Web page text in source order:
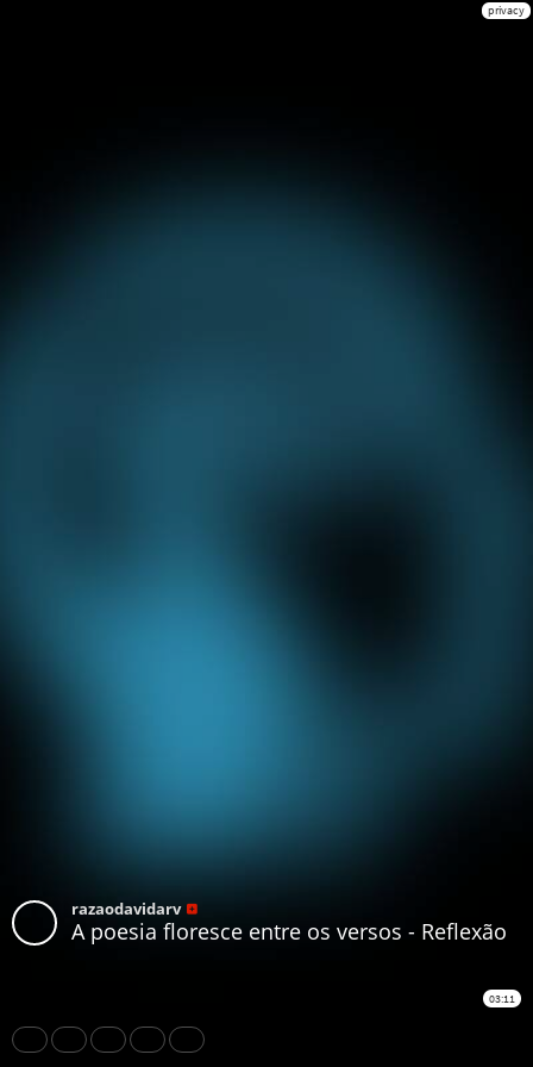
privacy
razaodavidarv
A poesia floresce entre os versos - Reflexão
03:11
Share Like Repost